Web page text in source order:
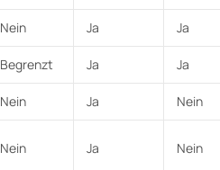
Nein Ja Ja
Begrenzt Ja Ja
Nein Ja Nein
Nein Ja Nein